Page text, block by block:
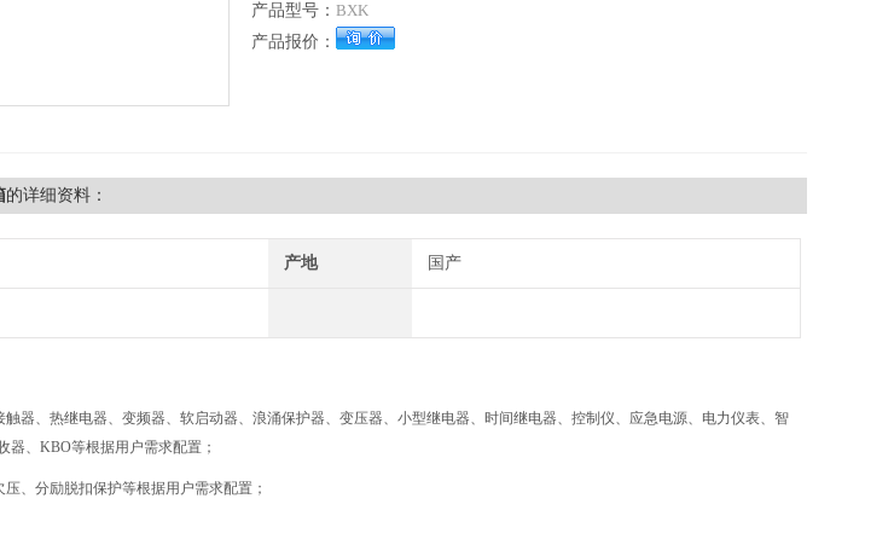
产品型号： BXK
产品报价：
的详细资料：
产地 国产
、热继电器、变频器、软启动器、浪涌保护器、变压器、小型继电器、时间继电器、控制仪、应急电源、电力仪表、智
器、KBO等根据用户需求配置；
分励脱扣保护等根据用户需求配置；